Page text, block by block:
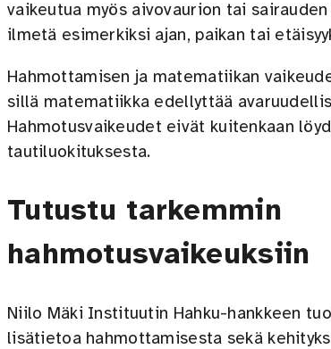
vaikeutua myös aivovaurion tai
ilmetä esimerkiksi ajan, paikan tai
Hahmottamisen ja matematiikan
sillä matematiikka edellyttää
Hahmotusvaikeudet eivät kuitenkaan
tautiluokituksesta.
Tutustu tarkemmin
hahmotusvaikeuksiin
Niilo Mäki Instituutin Hahku-hankkeen
lisätietoa hahmottamisesta sekä